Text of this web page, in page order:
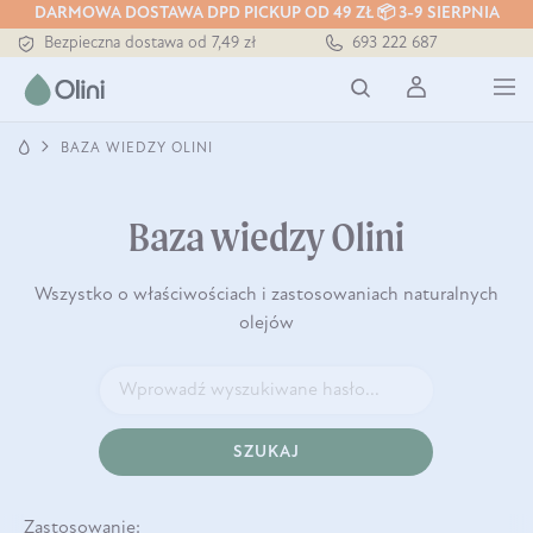
DARMOWA DOSTAWA DPD PICKUP OD 49 ZŁ 📦 3-9 SIERPNIA
Bezpieczna dostawa od 7,49 zł
Darmowa dostawa od 199 zł
693 222 687
BAZA WIEDZY OLINI
Baza wiedzy Olini
Wszystko o właściwościach i zastosowaniach naturalnych
olejów
SZUKAJ
Zastosowanie: